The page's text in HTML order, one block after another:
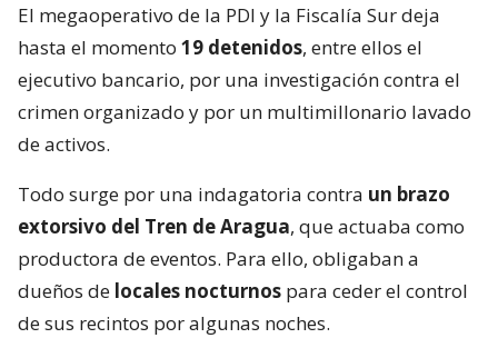
El megaoperativo de la PDI y la Fiscalía Sur deja
hasta el momento 19 detenidos, entre ellos el
ejecutivo bancario, por una investigación contra el
crimen organizado y por un multimillonario lavado
de activos.
Todo surge por una indagatoria contra un brazo
extorsivo del Tren de Aragua, que actuaba como
productora de eventos. Para ello, obligaban a
dueños de locales nocturnos para ceder el control
de sus recintos por algunas noches.